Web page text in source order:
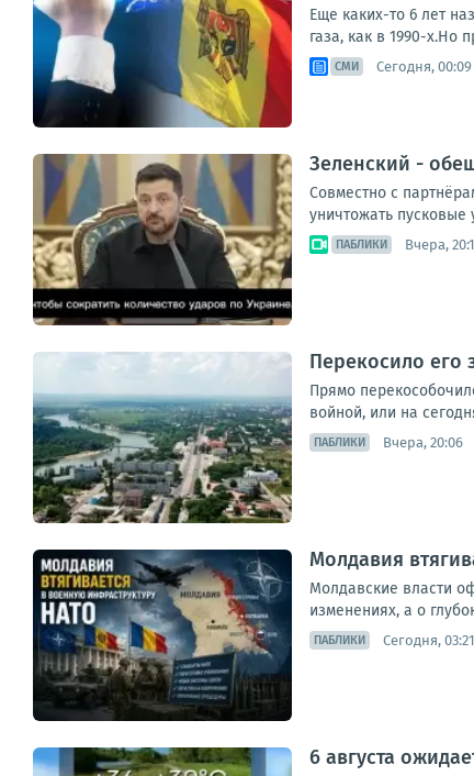
Еще каких-то 6 лет
газа, как в 1990-х.Но
СМИ Сегодня, 00:09
Зеленский -
Совместно с
уничтожать пусковые
ПАБЛИКИ Вчера,
Перекосило его
Прямо
войной, или на
ПАБЛИКИ Вчера, 20:06
Молдавия
Молдавские власти
изменениях, а о
ПАБЛИКИ Сегодня, 03:21
6 августа